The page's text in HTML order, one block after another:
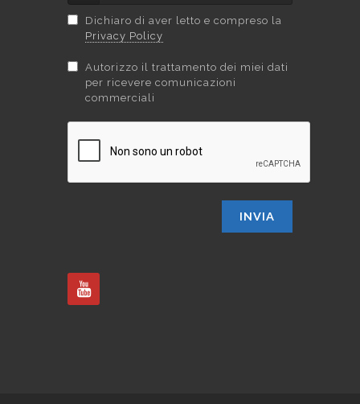
Dichiaro di aver letto e compreso la
Privacy Policy
Autorizzo il trattamento dei miei dati
per ricevere comunicazioni
commerciali
INVIA